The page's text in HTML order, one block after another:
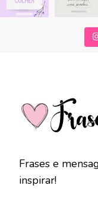
Frases e
inspirar!